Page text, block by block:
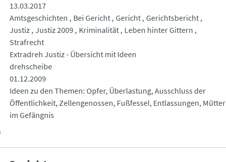
13.03.2017
Amtsgeschichten Bei Gericht Gericht Gerichtsbericht
Justiz Justiz 2009 Kriminalität
Leben hinter Gittern
Strafrecht
Extradreh Justiz - Übersicht mit Ideen
drehscheibe
01.12.2009
Ideen zu den Themen: Opfer, Überlastung, Ausschluss der
Öffentlichkeit, Zellengenossen, Fußfessel, Entlassungen, Mütter
im Gefängnis